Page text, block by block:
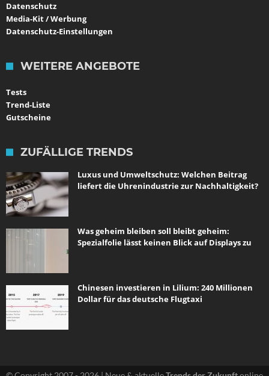
Datenschutz
Media-Kit / Werbung
Datenschutz-Einstellungen
WEITERE ANGEBOTE
Tests
Trend-Liste
Gutscheine
ZUFÄLLIGE TRENDS
Luxus und Umweltschutz: Welchen Beitrag
liefert die Uhrenindustrie zur Nachhaltigkeit?
Was geheim bleiben soll bleibt geheim:
Spezialfolie lässt keinen Blick auf Displays zu
Chinesen investieren in Lilium: 240 Millionen
Dollar für das deutsche Flugtaxi